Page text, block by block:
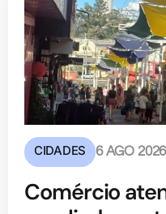
CIDADES 6 AGO 2026
Comércio